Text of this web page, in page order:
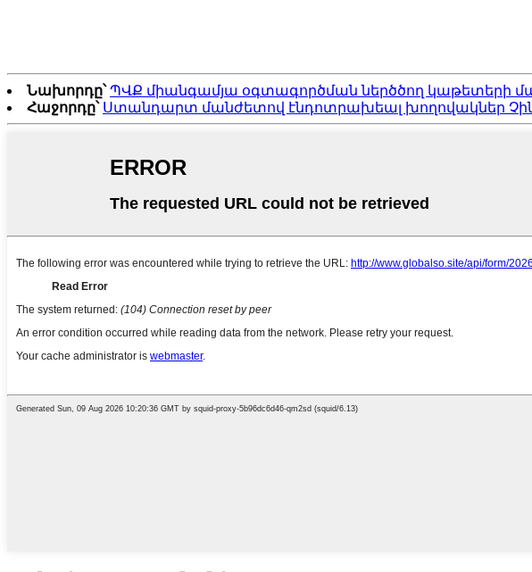
Նախորդը՝ ՊՎՔ միանգամյա օգտագործման ներծծող կաթետերի
Հաջորդը՝ Ստանդարտ մանժետով էնդոտրախեալ խողովակներ